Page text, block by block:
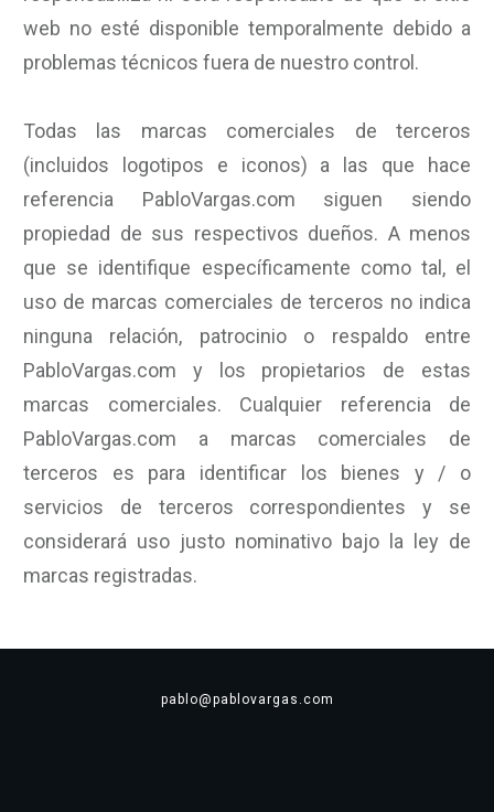
web no esté disponible temporalmente debido a
problemas técnicos fuera de nuestro control.
Todas las marcas comerciales de terceros
(incluidos logotipos e iconos) a las que hace
referencia PabloVargas.com siguen siendo
propiedad de sus respectivos dueños. A menos
que se identifique específicamente como tal, el
uso de marcas comerciales de terceros no indica
ninguna relación, patrocinio o respaldo entre
PabloVargas.com y los propietarios de estas
marcas comerciales. Cualquier referencia de
PabloVargas.com a marcas comerciales de
terceros es para identificar los bienes y / o
servicios de terceros correspondientes y se
considerará uso justo nominativo bajo la ley de
marcas registradas.
pablo@pablovargas.com